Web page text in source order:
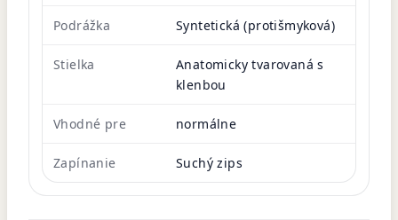
Podrážka Syntetická (protišmyková)
Stielka
Anatomicky tvarovaná s
klenbou
Vhodné pre normálne
Zapínanie Suchý zips